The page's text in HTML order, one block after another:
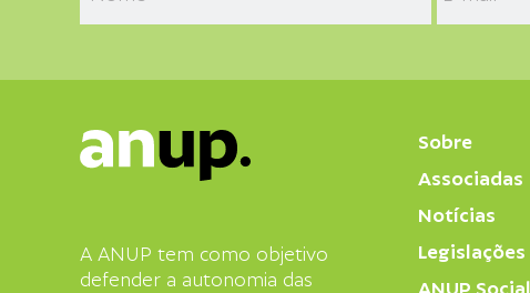
A ANUP tem como objetivo
defender a autonomia das
Sobre
Associadas
Notícias
Legislações